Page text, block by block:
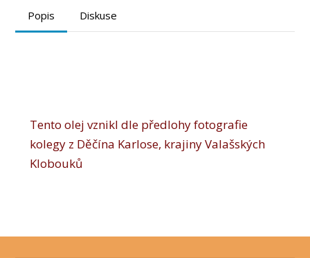
Popis
Diskuse
Tento olej vznikl dle předlohy fotografie
kolegy z Děčína Karlose, krajiny Valašských
Klobouků